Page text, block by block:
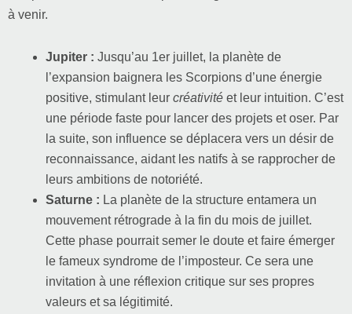
à venir.
Jupiter : Jusqu’au 1er juillet, la planète de
l’expansion baignera les Scorpions d’une énergie
positive, stimulant leur créativité et leur intuition. C’est
une période faste pour lancer des projets et oser. Par
la suite, son influence se déplacera vers un désir de
reconnaissance, aidant les natifs à se rapprocher de
leurs ambitions de notoriété.
Saturne : La planète de la structure entamera un
mouvement rétrograde à la fin du mois de juillet.
Cette phase pourrait semer le doute et faire émerger
le fameux syndrome de l’imposteur. Ce sera une
invitation à une réflexion critique sur ses propres
valeurs et sa légitimité.